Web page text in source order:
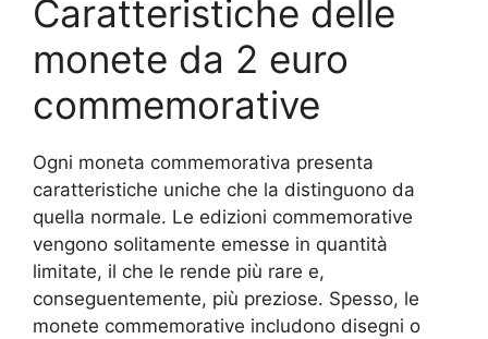
Caratteristiche delle
monete da 2 euro
commemorative
Ogni moneta commemorativa presenta
caratteristiche uniche che la distinguono da
quella normale. Le edizioni commemorative
vengono solitamente emesse in quantità
limitate, il che le rende più rare e,
conseguentemente, più preziose. Spesso, le
monete commemorative includono disegni o